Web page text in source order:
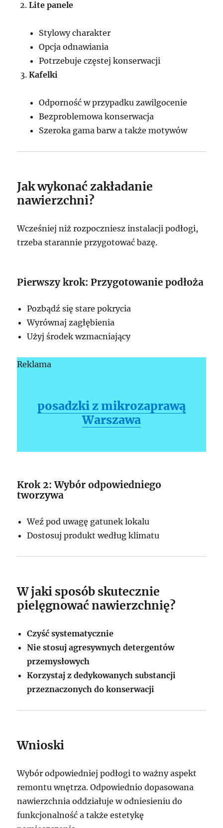
Lite panele
Stylowy charakter
Opcja odnawiania
Potrzebuje częstej konserwacji
Kafelki
Odporność w przypadku zawilgocenie
Bezproblemowa konserwacja
Szeroka gama barw a także motywów
Jak wykonać zakładanie
nawierzchni?
Wcześniej niż rozpoczniesz instalacji podłogi,
trzeba starannie przygotować bazę.
Pierwszy krok: Przygotowanie podłoża
Pozbądź się stare pokrycia
Wyrównaj zagłębienia
Użyj środek wzmacniający
Reklama
posadzki z mikrozaprawą
Warszawa
Krok 2: Wybór odpowiedniego
tworzywa
Weź pod uwagę gatunek lokalu
Dostosuj produkt według klimatu
W jaki sposób skutecznie
pielęgnować nawierzchnię?
Czyść systematycznie
Nie stosuj agresywnych detergentów
przemysłowych
Korzystaj z dedykowanych substancji
przeznaczonych do konserwacji
Wnioski
Wybór odpowiedniej podłogi to ważny aspekt
remontu wnętrza. Odpowiednio dopasowana
nawierzchnia oddziałuje w odniesieniu do
funkcjonalność a także estetykę